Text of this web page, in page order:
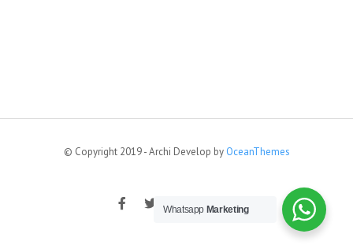
© Copyright 2019 - Archi Develop by OceanThemes
Whatsapp Marketing